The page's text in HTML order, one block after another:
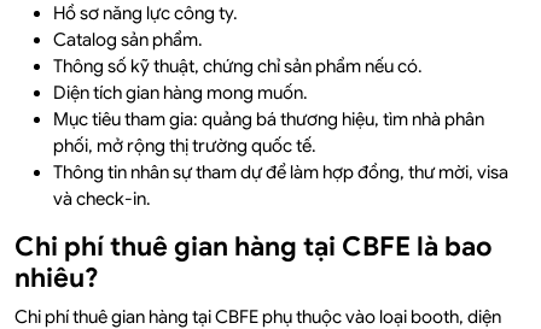
Hồ sơ năng lực công ty.
Catalog sản phẩm.
Thông số kỹ thuật, chứng chỉ sản phẩm nếu có.
Diện tích gian hàng mong muốn.
Mục tiêu tham gia: quảng bá thương hiệu, tìm nhà phân
phối, mở rộng thị trường quốc tế.
Thông tin nhân sự tham dự để làm hợp đồng, thư mời, visa
và check-in.
Chi phí thuê gian hàng tại CBFE là bao
nhiêu?
Chi phí thuê gian hàng tại CBFE phụ thuộc vào loại booth, diện